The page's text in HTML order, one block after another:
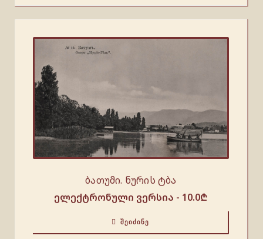
ბათუმი. ნურის ტბა
ელექტრონული ვერსია - 10.0₾
ᲨᲔᲘᲫᲘᲜᲔ